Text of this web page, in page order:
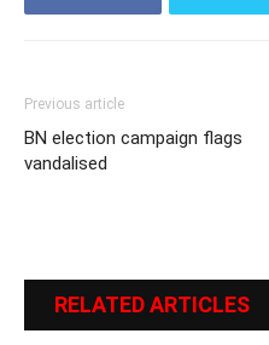
Previous article
BN election campaign flags
vandalised
RELATED ARTICLES